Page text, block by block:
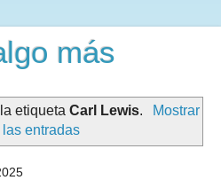
más
la etiquetaCarl Lewis.
Mostrar
entradas